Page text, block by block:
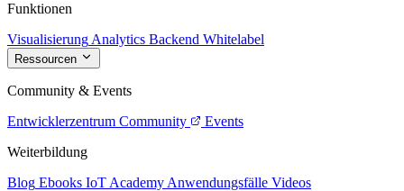
Funktionen
Visualisierung Analytics Backend Whitelabel
Ressourcen
Community & Events
Entwicklerzentrum Community
Events
Weiterbildung
Blog Ebooks IoT Academy Anwendungsfälle Videos